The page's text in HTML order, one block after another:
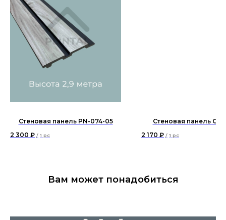
Стеновая панель PN-074-05
2 300 ₽ / 1 pc
Стеновая панель
2 170 ₽ / 1 pc
Вам может понадобиться